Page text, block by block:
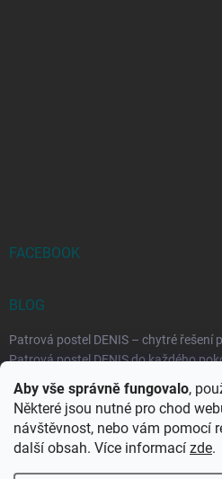
Aby vše správně fungovalo,
Některé jsou nutné pro chod
návštěvnost, nebo vám pomocí
další obsah. Více informací zde.
FACEBOOK
BLOG
Patrová postel DENIS – chytré řešení
Patrová postel DENIS do každého
Rozkládací postele RELAX – ideální
každodenní spaní
Rozkládací postel, která se